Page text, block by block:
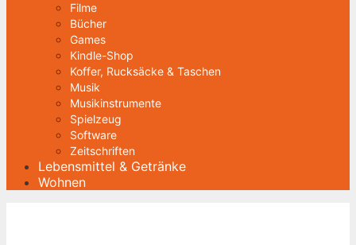
Filme
Bücher
Games
Kindle-Shop
Koffer, Rucksäcke & Taschen
Musik
Musikinstrumente
Spielzeug
Software
Zeitschriften
Lebensmittel & Getränke
Wohnen